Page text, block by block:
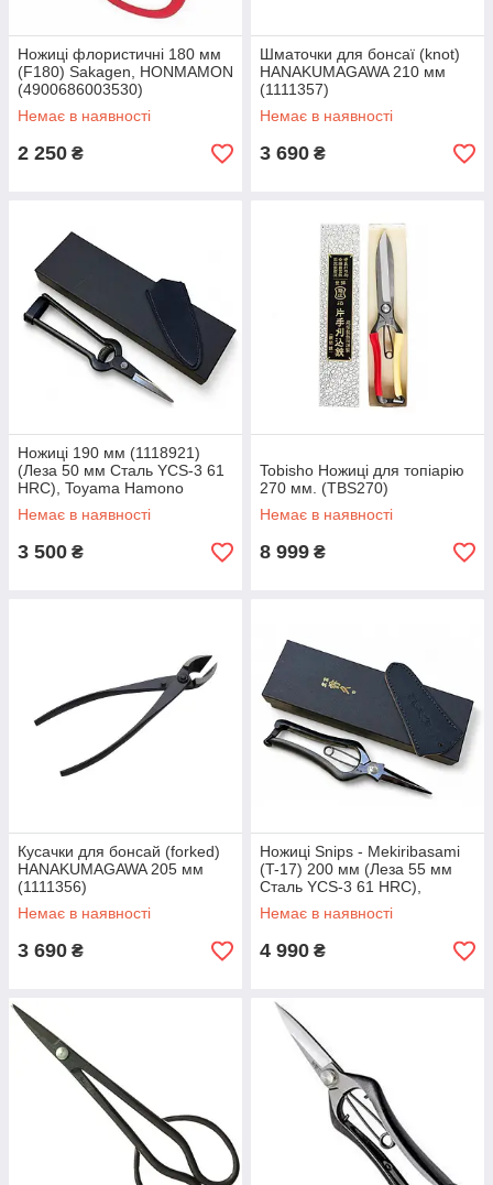
Ножиці флористичні 180 мм
(F180) Sakagen, HONMAMON
(4900686003530)
Немає в наявності
2 250 ₴
Шматочки для бонсаї (knot)
HANAKUMAGAWA 210 мм
(1111357)
Немає в наявності
3 690 ₴
Ножиці 190 мм (1118921)
(Леза 50 мм Сталь YCS-3 61
HRC), Toyama Hamono
Немає в наявності
3 500 ₴
Tobisho Ножиці для топіарію
270 мм. (TBS270)
Немає в наявності
8 999 ₴
Кусачки для бонсай (forked)
HANAKUMAGAWA 205 мм
(1111356)
Немає в наявності
3 690 ₴
Ножиці Snips - Mekiribasami
(T-17) 200 мм (Леза 55 мм
Сталь YCS-3 61 HRC),
Toyama Hamono
Немає в наявності
4 990 ₴